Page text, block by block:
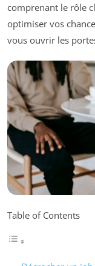
comprenant le rôle
optimiser vos
vous ouvrir les
Table of Contents